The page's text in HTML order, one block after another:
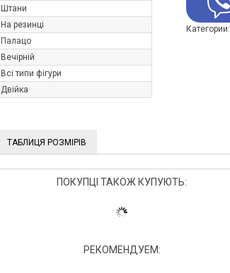
Штани
На резинці
Палацо
Вечірній
Всі типи фігури
Двійка
Категории:
ТАБЛИЦЯ РОЗМІРІВ
ПОКУПЦІ ТАКОЖ КУПУЮТЬ:
РЕКОМЕНДУЕМ: